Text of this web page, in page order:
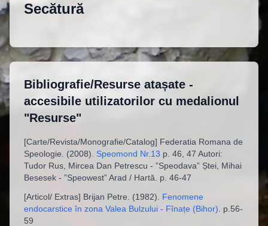
Secătură
Bibliografie/Resurse atașate -
accesibile utilizatorilor cu medalionul
"Resurse"
[Carte/Revista/Monografie/Catalog] Federatia Romana de
Speologie . (2008). Speomond Nr.13 p. 46, 47 Autori:
Tudor Rus, Mircea Dan Petrescu - ”Speodava” Ștei, Mihai
Besesek - ”Speowest” Arad / Hartă
p. 46-47
[Articol/ Extras] Brijan Petre . (1982). Fenomene
endocarstice în zona Valea Bulzului - Fînațe (Bihor)
p.56-
59